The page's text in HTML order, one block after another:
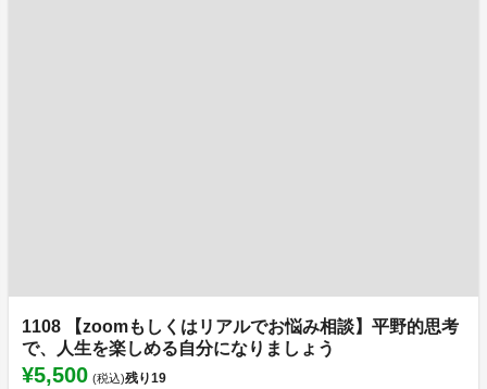
1108 【zoomもしくはリアルでお悩み相談】平野的思考
で、人生を楽しめる自分になりましょう
¥5,500 (税込)残り19